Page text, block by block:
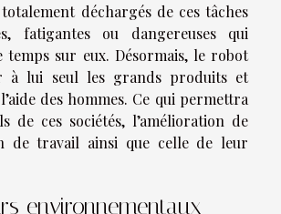
déchargés de ces tâches
fatigantes ou dangereuses qui
temps sur eux. Désormais, le robot
à lui seul les grands produits et
des hommes. Ce qui permettra
de ces sociétés, l’amélioration de
de travail ainsi que celle de leur
environnementaux